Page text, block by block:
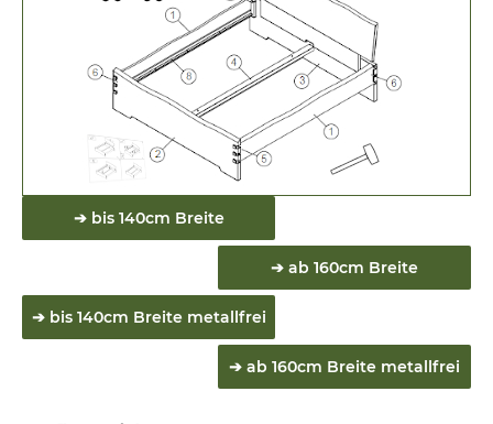
➔ bis 140cm Breite
➔ ab 160cm Breite
➔ bis 140cm Breite metallfrei
➔ ab 160cm Breite metallfrei